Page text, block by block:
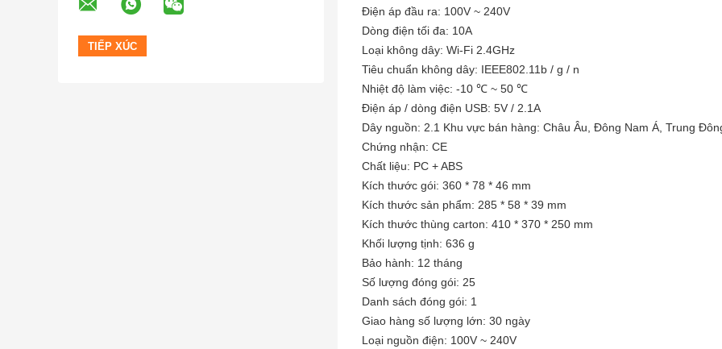
Điện áp đầu ra: 100V ~ 240V
Dòng điện tối đa: 10A
Loại không dây: Wi-Fi 2.4GHz
Tiêu chuẩn không dây: IEEE802.11b / g / n
Nhiệt độ làm việc: -10 ℃ ~ 50 ℃
Điện áp / dòng điện USB: 5V / 2.1A
Dây nguồn: 2.1 Khu vực bán hàng: Châu Âu, Đông Nam Á, Trung
Chứng nhận: CE
Chất liệu: PC + ABS
Kích thước gói: 360 * 78 * 46 mm
Kích thước sản phẩm: 285 * 58 * 39 mm
Kích thước thùng carton: 410 * 370 * 250 mm
Khối lượng tịnh: 636 g
Bảo hành: 12 tháng
Số lượng đóng gói: 25
Danh sách đóng gói: 1
Giao hàng số lượng lớn: 30 ngày
Loại nguồn điện: 100V ~ 240V